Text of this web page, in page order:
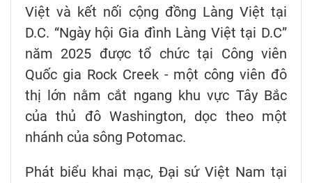
Việt và kết nối cộng đồng Làng Việt tại
D.C. “Ngày hội Gia đình Làng Việt tại D.C”
năm 2025 được tổ chức tại Công viên
Quốc gia Rock Creek - một công viên đô
thị lớn nằm cắt ngang khu vực Tây Bắc
của thủ đô Washington, dọc theo một
nhánh của sông Potomac.
Phát biểu khai mạc, Đại sứ Việt Nam tại